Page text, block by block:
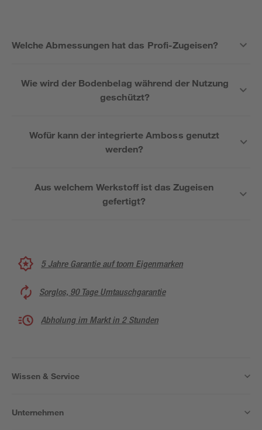
Welche Abmessungen hat das Profi-Zugeisen?
Wie wird der Bodenbelag während der Nutzung
geschützt?
Wofür kann der integrierte Amboss genutzt
werden?
Aus welchem Werkstoff ist das Zugeisen
gefertigt?
5 Jahre Garantie auf toom Eigenmarken
Sorglos, 90 Tage Umtauschgarantie
Abholung im Markt in 2 Stunden
Wissen & Service
Unternehmen